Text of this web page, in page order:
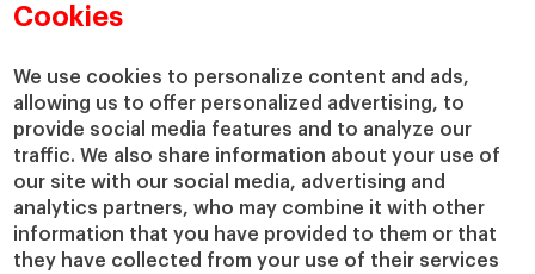
Cookies
We use cookies to personalize content and ads,
allowing us to offer personalized advertising, to
provide social media features and to analyze our
traffic. We also share information about your use of
our site with our social media, advertising and
analytics partners, who may combine it with other
information that you have provided to them or that
they have collected from your use of their services
Departamentos académicos
Cátedras
IESE Insight
IESE Publishing
Nuestro impacto
Colabora con el IESE
Servicios
Biblioteca
Canal de Compliance
Capellanía